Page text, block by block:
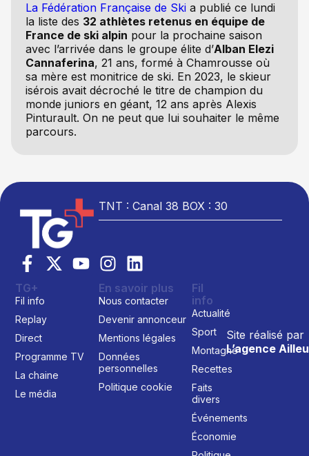
La Fédération Française de Skia publié ce lundi
la liste des 32 athlètes retenus en équipe de
France de ski alpin pour la prochaine saison
avec l’arrivée dans le groupe élite d’Alban Elezi
Cannaferina, 21 ans, formé à Chamrousse où
sa mère est monitrice de ski. En 2023, le skieur
isérois avait décroché le titre de champion du
monde juniors en géant, 12 ans après Alexis
Pinturault. On ne peut que lui souhaiter le même
parcours.
TNT : Canal 38 BOX : 30
Site réalisé par
L’agence
TG+
Fil info
Replay
Direct
Programme TV
La chaine
Le média
En savoir plus
Nous contacter
Devenir annonceur
Mentions légales
Données
personnelles
Politique cookie
Fil
info
Actualité
Sport
Montagne
Recettes
Faits
divers
Événements
Économie